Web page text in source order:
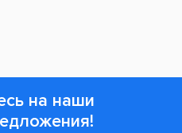
на наши